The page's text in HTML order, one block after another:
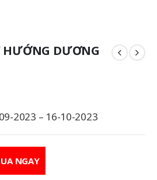
HƯỚNG DƯƠNG
2023 – 16-10-2023
NGAY